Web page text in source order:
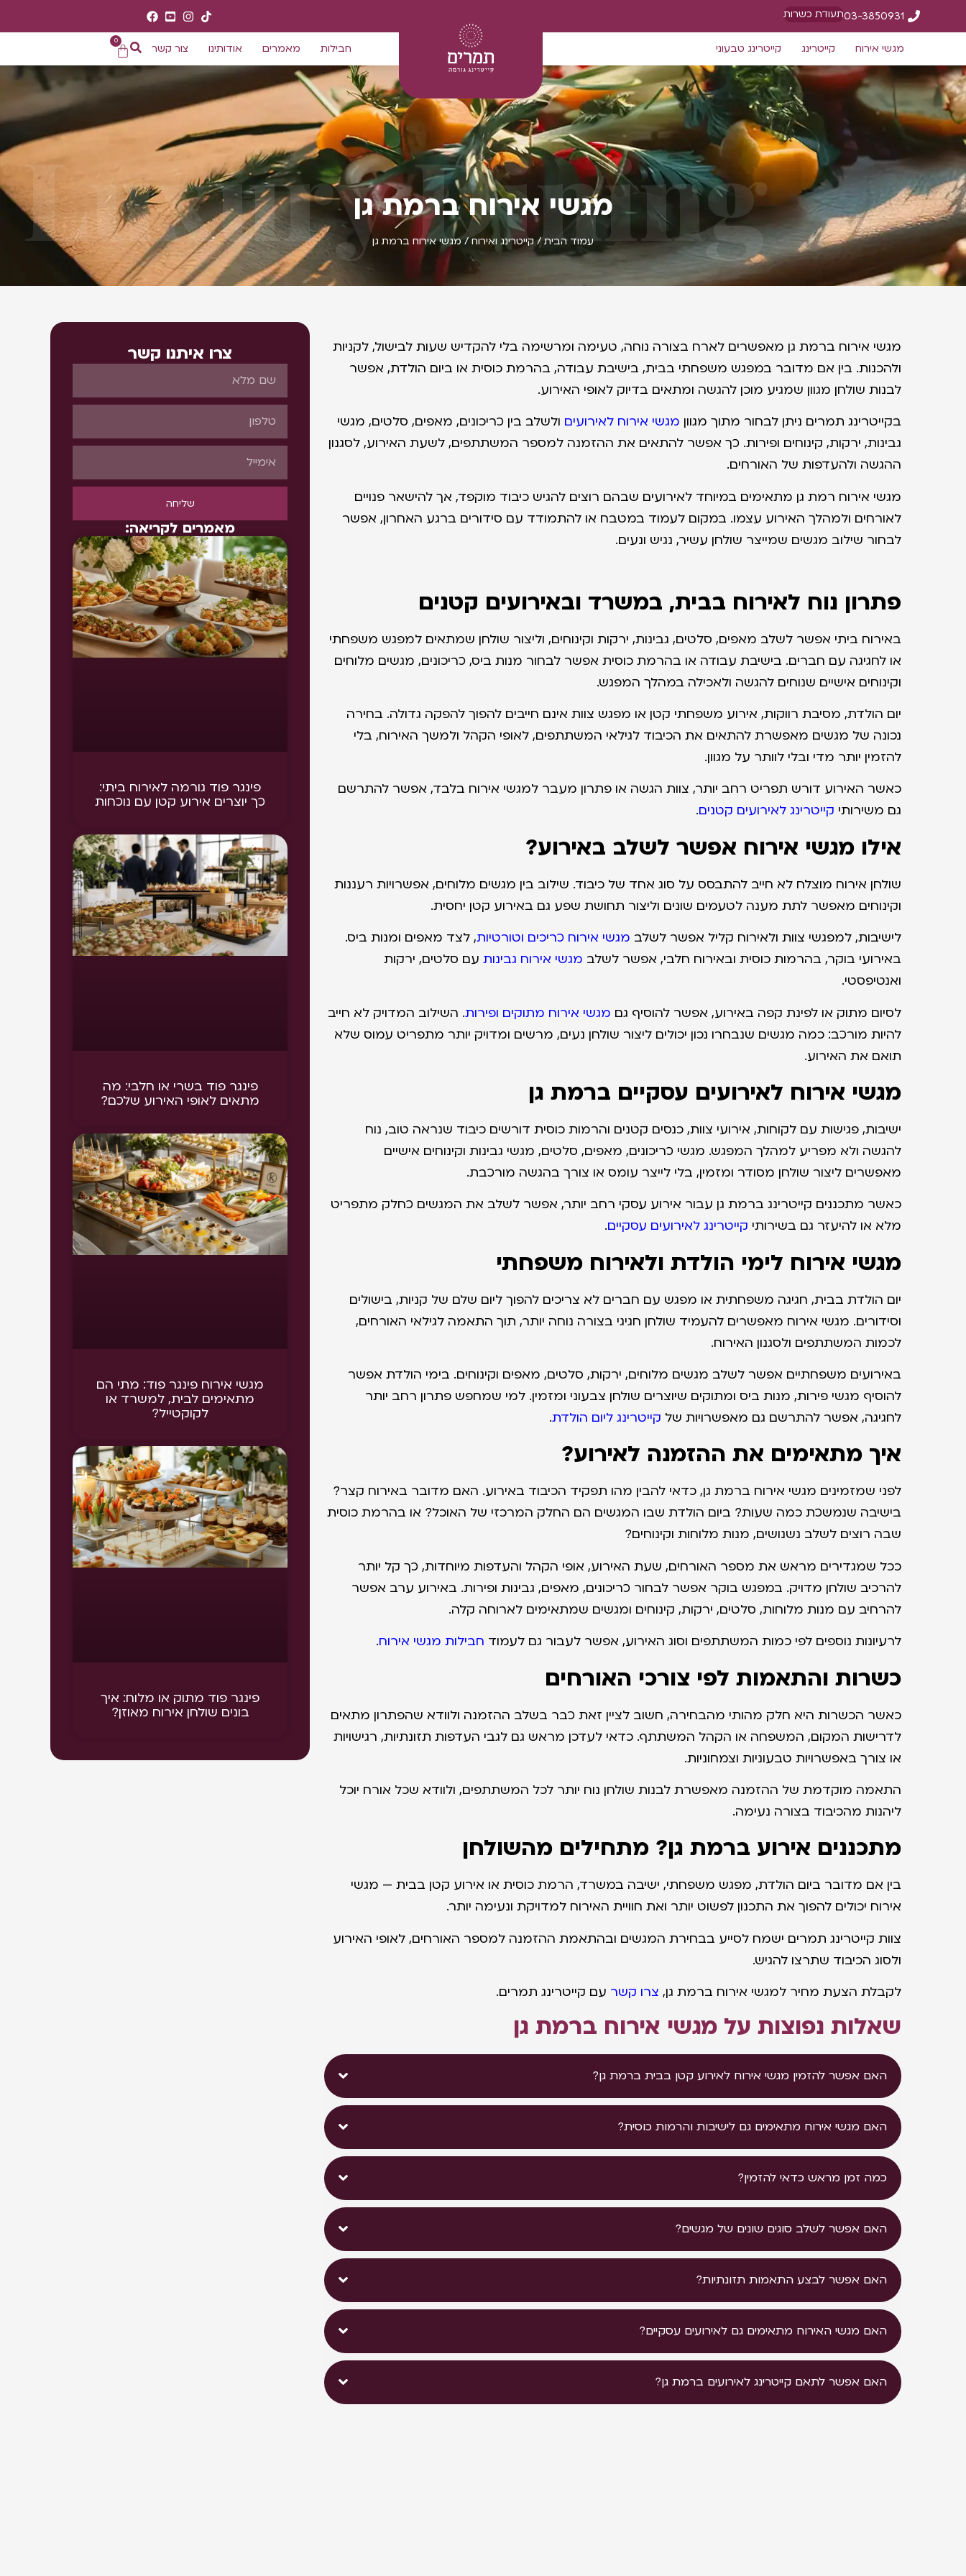
03-3850931תעודת כשרות
מגשי אירוח קייטרינג קייטרינג טבעוני חבילות מאמרים אודותינו צור קשר
0
מגשי אירוח ברמת גן
Luxury Dining
עמוד הבית/קייטרינג ואירוח/ מגשי אירוח ברמת גן
מגשי אירוח ברמת גן מאפשרים לארח בצורה נוחה, טעימה ומרשימה בלי להקדיש שעות לבישול, לקניות
ולהכנות. בין אם מדובר במפגש משפחתי בבית, בישיבת עבודה, בהרמת כוסית או ביום הולדת, אפשר
לבנות שולחן מגוון שמגיע מוכן להגשה ומתאים בדיוק לאופי האירוע.
בקייטרינג תמרים ניתן לבחור מתוך מגוון מגשי אירוח לאירועים ולשלב בין כריכונים, מאפים, סלטים, מגשי
גבינות, ירקות, קינוחים ופירות. כך אפשר להתאים את ההזמנה למספר המשתתפים, לשעת האירוע, לסגנון
ההגשה ולהעדפות של האורחים.
מגשי אירוח רמת גן מתאימים במיוחד לאירועים שבהם רוצים להגיש כיבוד מוקפד, אך להישאר פנויים
לאורחים ולמהלך האירוע עצמו. במקום לעמוד במטבח או להתמודד עם סידורים ברגע האחרון, אפשר
לבחור שילוב מגשים שמייצר שולחן עשיר, נגיש ונעים.
פתרון נוח לאירוח בבית, במשרד ובאירועים קטנים
באירוח ביתי אפשר לשלב מאפים, סלטים, גבינות, ירקות וקינוחים, וליצור שולחן שמתאים למפגש משפחתי
או לחגיגה עם חברים. בישיבת עבודה או בהרמת כוסית אפשר לבחור מנות ביס, כריכונים, מגשים מלוחים
וקינוחים אישיים שנוחים להגשה ולאכילה במהלך המפגש.
יום הולדת, מסיבת רווקות, אירוע משפחתי קטן או מפגש צוות אינם חייבים להפוך להפקה גדולה. בחירה
נכונה של מגשים מאפשרת להתאים את הכיבוד לגילאי המשתתפים, לאופי הקהל ולמשך האירוח, בלי
להזמין יותר מדי ובלי לוותר על מגוון.
כאשר האירוע דורש תפריט רחב יותר, צוות הגשה או פתרון מעבר למגשי אירוח בלבד, אפשר להתרשם
גם משירותי קייטרינג לאירועים קטנים.
אילו מגשי אירוח אפשר לשלב באירוע?
שולחן אירוח מוצלח לא חייב להתבסס על סוג אחד של כיבוד. שילוב בין מגשים מלוחים, אפשרויות רעננות
וקינוחים מאפשר לתת מענה לטעמים שונים וליצור תחושת שפע גם באירוע קטן יחסית.
לישיבות, למפגשי צוות ולאירוח קליל אפשר לשלב מגשי אירוח כריכים וטורטיות, לצד מאפים ומנות ביס.
באירועי בוקר, בהרמות כוסית ובאירוח חלבי, אפשר לשלב מגשי אירוח גבינות עם סלטים, ירקות
ואנטיפסטי.
לסיום מתוק או לפינת קפה באירוע, אפשר להוסיף גם מגשי אירוח מתוקים ופירות. השילוב המדויק לא חייב
להיות מורכב: כמה מגשים שנבחרו נכון יכולים ליצור שולחן נעים, מרשים ומדויק יותר מתפריט עמוס שלא
תואם את האירוע.
מגשי אירוח לאירועים עסקיים ברמת גן
ישיבות, פגישות עם לקוחות, אירועי צוות, כנסים קטנים והרמות כוסית דורשים כיבוד שנראה טוב, נוח
להגשה ולא מפריע למהלך המפגש. מגשי כריכונים, מאפים, סלטים, מגשי גבינות וקינוחים אישיים
מאפשרים ליצור שולחן מסודר ומזמין, בלי לייצר עומס או צורך בהגשה מורכבת.
כאשר מתכננים קייטרינג ברמת גן עבור אירוע עסקי רחב יותר, אפשר לשלב את המגשים כחלק מתפריט
מלא או להיעזר גם בשירותי קייטרינג לאירועים עסקיים.
מגשי אירוח לימי הולדת ולאירוח משפחתי
יום הולדת בבית, חגיגה משפחתית או מפגש עם חברים לא צריכים להפוך ליום שלם של קניות, בישולים
וסידורים. מגשי אירוח מאפשרים להעמיד שולחן חגיגי בצורה נוחה יותר, תוך התאמה לגילאי האורחים,
לכמות המשתתפים ולסגנון האירוח.
באירועים משפחתיים אפשר לשלב מגשים מלוחים, ירקות, סלטים, מאפים וקינוחים. בימי הולדת אפשר
להוסיף מגשי פירות, מנות ביס ומתוקים שיוצרים שולחן צבעוני ומזמין. למי שמחפש פתרון רחב יותר
לחגיגה, אפשר להתרשם גם מאפשרויות של קייטרינג ליום הולדת.
איך מתאימים את ההזמנה לאירוע?
לפני שמזמינים מגשי אירוח ברמת גן, כדאי להבין מהו תפקיד הכיבוד באירוע. האם מדובר באירוח קצר?
בישיבה שנמשכת כמה שעות? ביום הולדת שבו המגשים הם החלק המרכזי של האוכל? או בהרמת כוסית
שבה רוצים לשלב נשנושים, מנות מלוחות וקינוחים?
ככל שמגדירים מראש את מספר האורחים, שעת האירוע, אופי הקהל והעדפות מיוחדות, כך קל יותר
להרכיב שולחן מדויק. במפגש בוקר אפשר לבחור כריכונים, מאפים, גבינות ופירות. באירוע ערב אפשר
להרחיב עם מנות מלוחות, סלטים, ירקות, קינוחים ומגשים שמתאימים לארוחה קלה.
לרעיונות נוספים לפי כמות המשתתפים וסוג האירוע, אפשר לעבור גם לעמוד חבילות מגשי אירוח.
כשרות והתאמות לפי צורכי האורחים
כאשר הכשרות היא חלק מהותי מהבחירה, חשוב לציין זאת כבר בשלב ההזמנה ולוודא שהפתרון מתאים
לדרישות המקום, המשפחה או הקהל המשתתף. כדאי לעדכן מראש גם לגבי העדפות תזונתיות, רגישויות
או צורך באפשרויות טבעוניות וצמחוניות.
התאמה מוקדמת של ההזמנה מאפשרת לבנות שולחן נוח יותר לכל המשתתפים, ולוודא שכל אורח יוכל
ליהנות מהכיבוד בצורה נעימה.
מתכננים אירוע ברמת גן? מתחילים מהשולחן
בין אם מדובר ביום הולדת, מפגש משפחתי, ישיבה במשרד, הרמת כוסית או אירוע קטן בבית — מגשי
אירוח יכולים להפוך את התכנון לפשוט יותר ואת חוויית האירוח למדויקת ונעימה יותר.
צוות קייטרינג תמרים ישמח לסייע בבחירת המגשים ובהתאמת ההזמנה למספר האורחים, לאופי האירוע
ולסוג הכיבוד שתרצו להגיש.
לקבלת הצעת מחיר למגשי אירוח ברמת גן, צרו קשר עם קייטרינג תמרים.
שאלות נפוצות על מגשי אירוח ברמת גן
האם אפשר להזמין מגשי אירוח לאירוע קטן בבית ברמת גן?
האם מגשי אירוח מתאימים גם לישיבות והרמות כוסית?
כמה זמן מראש כדאי להזמין?
האם אפשר לשלב סוגים שונים של מגשים?
האם אפשר לבצע התאמות תזונתיות?
האם מגשי האירוח מתאימים גם לאירועים עסקיים?
האם אפשר לתאם קייטרינג לאירועים ברמת גן?
צרו איתנו קשר
שליחה
מאמרים לקריאה:
פינגר פוד גורמה לאירוח ביתי:
כך יוצרים אירוע קטן עם נוכחות
פינגר פוד בשרי או חלבי: מה
מתאים לאופי האירוע שלכם?
מגשי אירוח פינגר פוד: מתי הם
מתאימים לבית, למשרד או
לקוקטייל?
פינגר פוד מתוק או מלוח: איך
בונים שולחן אירוח מאוזן?